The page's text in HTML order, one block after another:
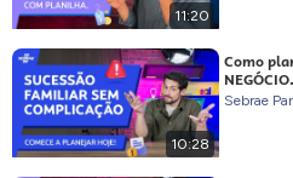
11:20
10:28
Como
NEGÓCIO.
Sebrae